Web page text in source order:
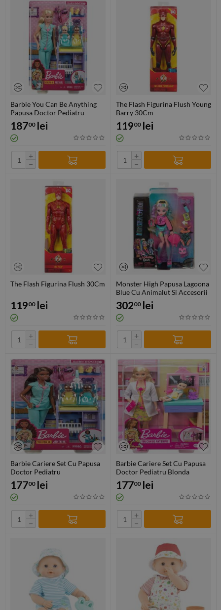
Barbie You Can Be Anything
Papusa Doctor Pediatru
18700 lei
+
−
The Flash Figurina Flush Young
Barry 30Cm
11900 lei
+
−
The Flash Figurina Flush 30Cm
11900 lei
+
−
Monster High Papusa Lagoona
Blue Cu Animalut Si Accesorii
30200 lei
+
−
Barbie Cariere Set Cu Papusa
Doctor Pediatru
17700 lei
+
−
Barbie Cariere Set Cu Papusa
Doctor Pediatru Blonda
17700 lei
+
−